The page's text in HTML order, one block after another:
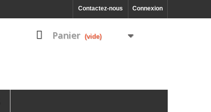
Connexion
Contactez-nous
Panier (vide)